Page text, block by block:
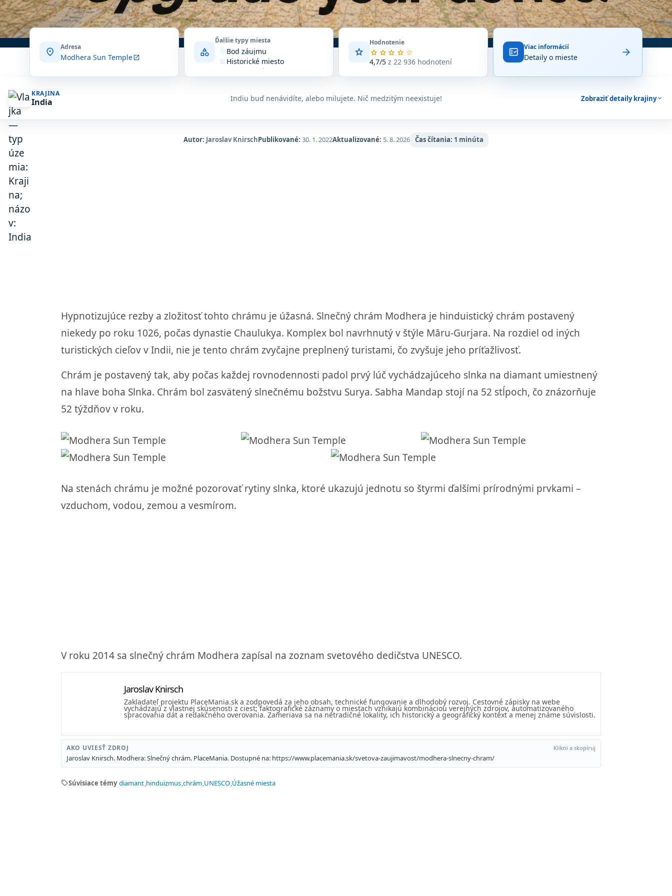
location_on Adresa
Modhera Sun Templeopen_in_new category
Ďalšie typy miesta
where_to_vote Bod záujmu
history_edu Historické miesto
Modlitebné miesto
star
Hodnotenie
star star star star star
4,7/5z 22 936 hodnotení
Priemerné
hodnotenie
z
na
základe
Google
fact_check Viac informácií
Detaily o mieste arrow_forward
KRAJINA
India Indiu buď nenávidíte, alebo milujete. Nič medzitým neexistuje! Zobraziť detaily krajinyexpand_more
Autor: Jaroslav KnirschPublikované: 30. 1. 2022Aktualizované: 5. 8. 2026 Čas čítania: 1 minúta
Hypnotizujúce rezby a zložitosť tohto chrámu je úžasná. Slnečný chrám Modhera je hinduistický chrám postavený
niekedy po roku 1026, počas dynastie Chaulukya. Komplex bol navrhnutý v štýle Māru-Gurjara. Na rozdiel od iných
turistických cieľov v Indii, nie je tento chrám zvyčajne preplnený turistami, čo zvyšuje jeho príťažlivosť.
Chrám je postavený tak, aby počas každej rovnodennosti padol prvý lúč vychádzajúceho slnka na diamant umiestnený
na hlave boha Slnka. Chrám bol zasvätený slnečnému božstvu Surya. Sabha Mandap stojí na 52 stĺpoch, čo znázorňuje
52 týždňov v roku.
Na stenách chrámu je možné pozorovať rytiny slnka, ktoré ukazujú jednotu so štyrmi ďalšími prírodnými prvkami –
vzduchom, vodou, zemou a vesmírom.
V roku 2014 sa slnečný chrám Modhera zapísal na zoznam svetového dedičstva UNESCO.
Jaroslav Knirsch
Zakladateľ projektu PlaceMania.sk a zodpovedá za jeho obsah, technické fungovanie a dlhodobý rozvoj. Cestovné zápisky na webe
vychádzajú z vlastnej skúsenosti z ciest; faktografické záznamy o miestach vznikajú kombináciou verejných zdrojov, automatizovaného
spracovania dát a redakčného overovania. Zameriava sa na netradičné lokality, ich historický a geografický kontext a menej známe súvislosti.
AKO UVIESŤ ZDROJ Klikni a skopíruj
Jaroslav Knirsch. Modhera: Slnečný chrám. PlaceMania. Dostupné na: https://www.placemania.sk/svetova-zaujimavost/modhera-slnecny-chram/
sellSúvisiace témy diamant hinduizmus chrám UNESCO Úžasné miesta